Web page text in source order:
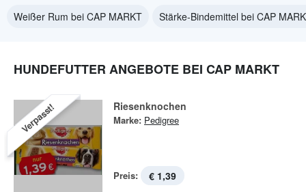
Weißer Rum bei CAP MARKT
Stärke-Bindemittel bei CAP
HUNDEFUTTER ANGEBOTE BEI CAP MARKT
Verpasst! Riesenknochen
Marke: Pedigree
Preis: € 1,39